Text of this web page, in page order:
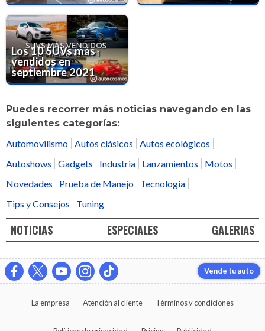
Los 10 SUVs más
vendidos en
septiembre 2021
Puedes recorrer más noticias navegando en las
siguientes categorías:
Automovilismo
Autos clásicos
Autos ecológicos
Autoshows
Gadgets Industria Lanzamientos
Motos
Novedades
Prueba de Manejo
Tecnología
Tips y Consejos
Tuning
NOTICIAS ESPECIALES GALERIAS
Vende tu auto
La empresa Atención al cliente Términos y condiciones